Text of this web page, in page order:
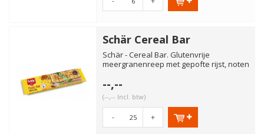
Schär Cereal Bar
Schär - Cereal Bar. Glutenvrije
meergranenreep met gepofte rijst, noten
--,--
(--,-- Incl. btw)
- +